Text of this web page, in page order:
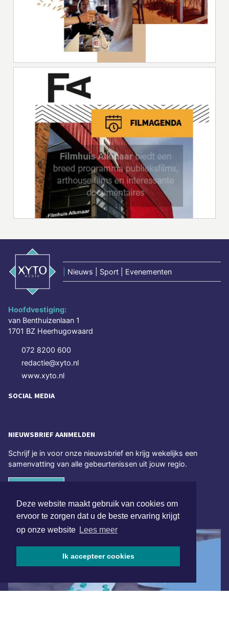
Deze website maakt gebruik van cookies om
ervoor te zorgen dat u de beste ervaring krijgt
op onze website Lees meer
Ik accepteer cookies
Nieuws | Sport | Evenementen
Hoofdvestiging:
van Benthuizenlaan 1
1701 BZ Heerhugowaard
072 8200 600
redactie@xyto.nl
www.xyto.nl
SOCIAL MEDIA
NIEUWSBRIEF AANMELDEN
Schrijf je in voor onze nieuwsbrief en krijg wekelijks een
samenvatting van alle gebeurtenissen uit jouw regio.
ONLINE DAGBLADEN